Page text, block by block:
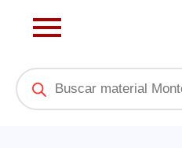
Products
search